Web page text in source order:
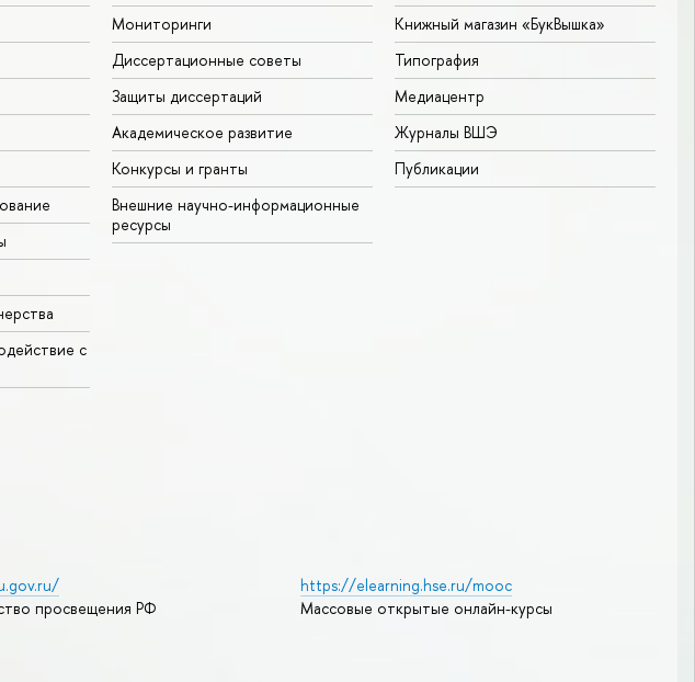
с
Мониторинги
Диссертационные советы
Защиты диссертаций
Академическое развитие
Конкурсы и гранты
Внешние научно-информационные
ресурсы
Книжный магазин «БукВышка»
Типография
Медиацентр
Журналы ВШЭ
Публикации
просвещения РФ
https://elearning.hse.ru/mooc
Массовые открытые онлайн-курсы